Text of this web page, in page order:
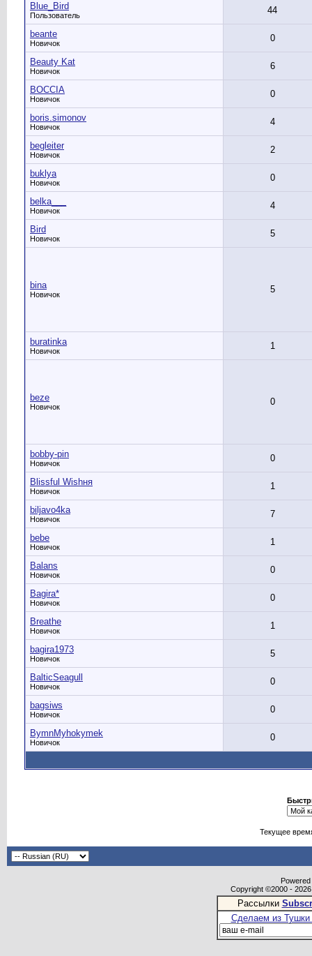
Blue_Bird
Пользователь 44
beante
Новичок 0
Beauty Kat
Новичок 6
BOCCIA
Новичок 0
boris.simonov
Новичок 4
begleiter
Новичок 2
buklya
Новичок 0
belka___
Новичок 4
Bird
Новичок 5
bina
Новичок 5
buratinka
Новичок 1
beze
Новичок 0
bobby-pin
Новичок 0
Blissful Wishня
Новичок 1
biljavo4ka
Новичок 7
bebe
Новичок 1
Balans
Новичок 0
Bagira*
Новичок 0
Breathe
Новичок 1
bagira1973
Новичок 5
BalticSeagull
Новичок 0
bagsiws
Новичок 0
BymnMyhokymek
Новичок 0
Текущее
Copyright ©2000 -
Рассылки
Сделаем из Тушки